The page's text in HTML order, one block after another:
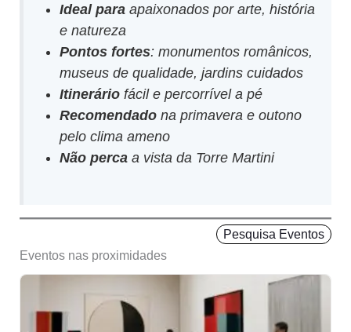
Ideal para apaixonados por arte, história
e natureza
Pontos fortes: monumentos românicos,
museus de qualidade, jardins cuidados
Itinerário fácil e percorrível a pé
Recomendado na primavera e outono
pelo clima ameno
Não perca a vista da Torre Martini
Eventos nas proximidades
Pesquisa Eventos